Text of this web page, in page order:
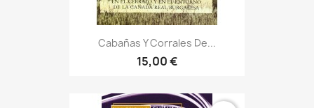
Cabañas Y Corrales De...
15,00 €